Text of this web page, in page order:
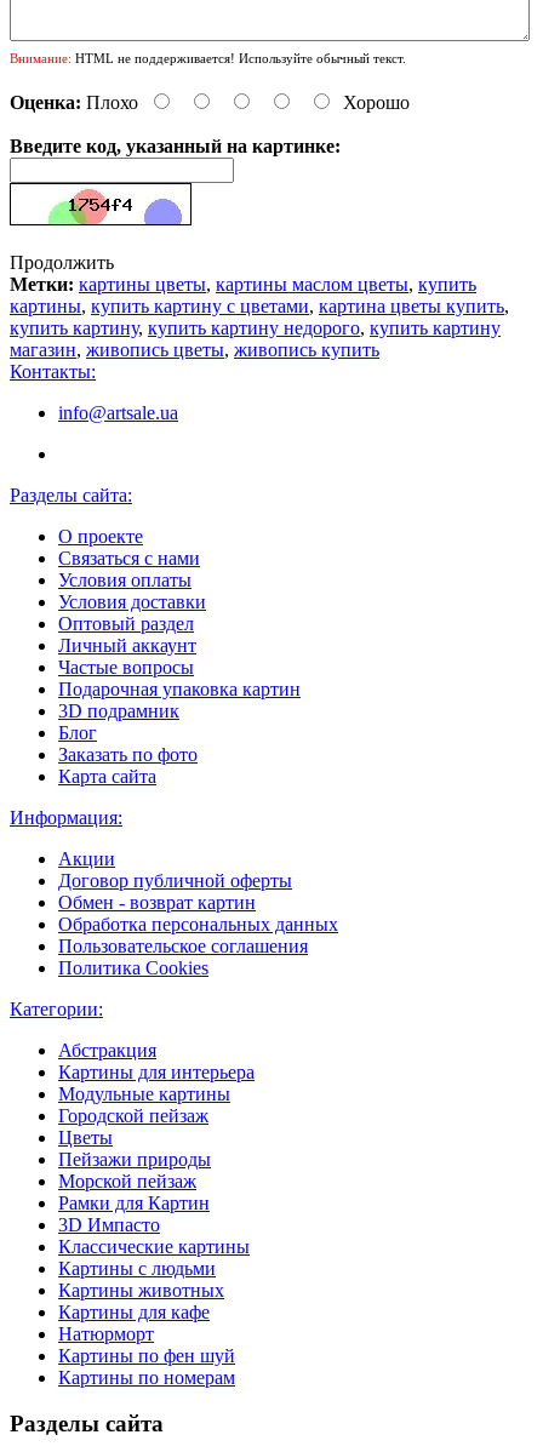
Внимание: HTML не поддерживается! Используйте обычный текст.
Оценка: Плохо Хорошо
Введите код, указанный на картинке:
Продолжить
Метки: картины цветы, картины маслом цветы, купить
картины, купить картину с цветами, картина цветы купить,
купить картину, купить картину недорого, купить картину
магазин, живопись цветы, живопись купить
Контакты:
info@artsale.ua
Разделы сайта:
О проекте
Связаться с нами
Условия оплаты
Условия доставки
Оптовый раздел
Личный аккаунт
Частые вопросы
Подарочная упаковка картин
3D подрамник
Блог
Заказать по фото
Карта сайта
Информация:
Акции
Договор публичной оферты
Обмен - возврат картин
Обработка персональных данных
Пользовательское соглашения
Политика Cookies
Категории:
Абстракция
Картины для интерьера
Модульные картины
Городской пейзаж
Цветы
Пейзажи природы
Морской пейзаж
Рамки для Картин
3D Импасто
Классические картины
Картины с людьми
Картины животных
Картины для кафе
Натюрморт
Картины по фен шуй
Картины по номерам
Разделы сайта